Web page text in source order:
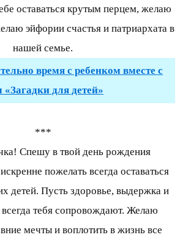
оставаться крутым перцем, желаю
эйфории счастья и патриархата в
нашей семье.
время с ребенком вместе с
для детей»
***
Спешу в твой день рождения
пожелать всегда оставаться
детей. Пусть здоровье, выдержка и
тебя сопровождают. Желаю
мечты и воплотить в жизнь все